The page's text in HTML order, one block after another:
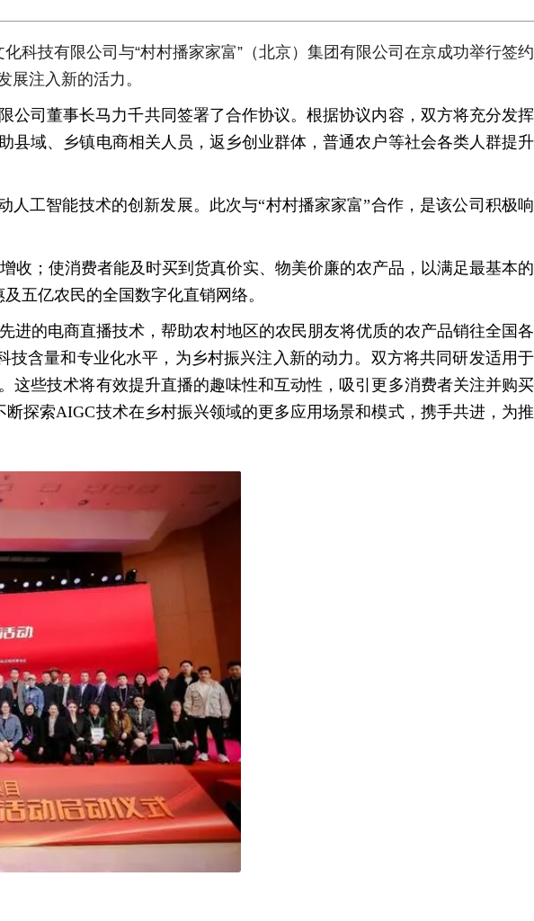
技有限公司与“村村播家家富”（北京）集团有限公司在京成功举行签约
注入新的活力。
司董事长马力千共同签署了合作协议。根据协议内容，双方将充分发挥
域、乡镇电商相关人员，返乡创业群体，普通农户等社会各类人群提升
工智能技术的创新发展。此次与“村村播家家富”合作，是该公司积极响
收；使消费者能及时买到货真价实、物美价廉的农产品，以满足最基本的
五亿农民的全国数字化直销网络。
进的电商直播技术，帮助农村地区的农民朋友将优质的农产品销往全国各
含量和专业化水平，为乡村振兴注入新的动力。双方将共同研发适用于
些技术将有效提升直播的趣味性和互动性，吸引更多消费者关注并购买
探索AIGC技术在乡村振兴领域的更多应用场景和模式，携手共进，为推